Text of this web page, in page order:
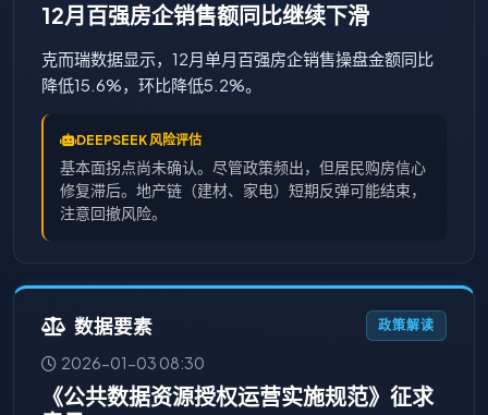
12月百强房企销售额同比继续下滑
克而瑞数据显示，12月单月百强房企销售操盘金额同比
降低15.6%，环比降低5.2%。
DEEPSEEK 风险评估
基本面拐点尚未确认。尽管政策频出，但居民购房信心
修复滞后。地产链（建材、家电）短期反弹可能结束，
注意回撤风险。
数据要素 政策解读
2026-01-03 08:30
《公共数据资源授权运营实施规范》征求